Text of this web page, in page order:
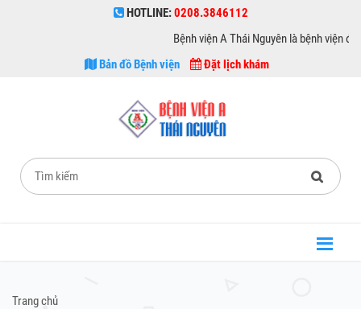
HOTLINE:0208.3846112
Bệnh viện A Thái Nguyên là bệnh viện
Bản đồ Bệnh viện
Đặt lịch khám
Trang chủ